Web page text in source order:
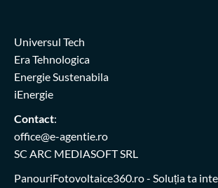
Universul Tech
Era Tehnologica
Energie Sustenabila
iEnergie
Contact:
office@e-agentie.ro
SC ARC MEDIASOFT SRL
PanouriFotovoltaice360.ro- Soluția ta